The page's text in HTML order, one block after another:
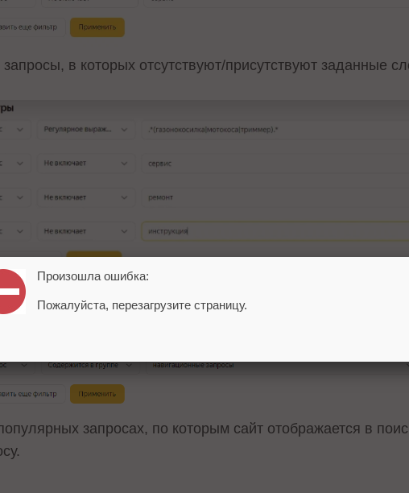
в которых отсутствуют/присутствуют заданные
конкретную группу запросов,
запросах, по которым сайт отображается в
Произошла ошибка:
Пожалуйста, перезагрузите страницу.